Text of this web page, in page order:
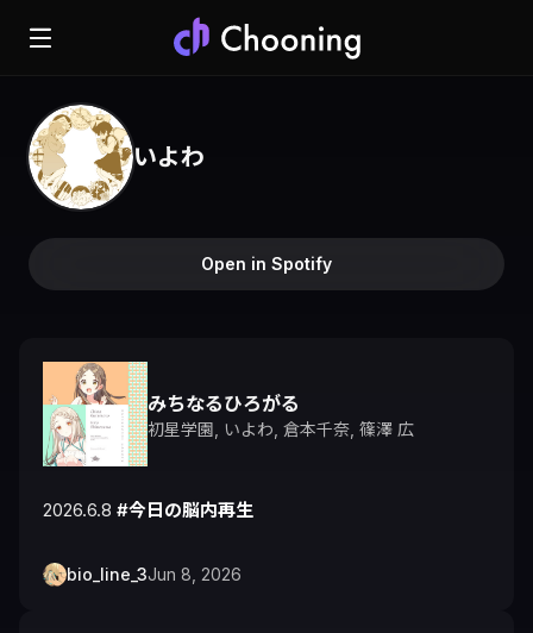
いよわ
Open in Spotify
みちなるひろがる
初星学園 いよわ 倉本千奈 篠澤 広
2026.6.8 #今日の脳内再生
bio_line_3Jun 8, 2026